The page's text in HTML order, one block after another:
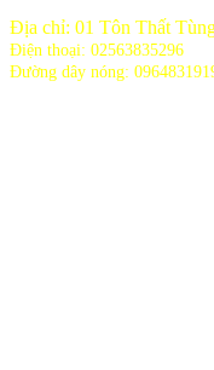
Địa chỉ: 01 Tôn Thất
Điện thoại: 02563835296
Đường dây nóng: